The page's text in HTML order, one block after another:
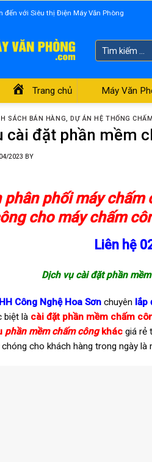
đến với Siêu thị Điện Máy Văn Phòng
Tìm
kiếm:
Trang chủ Máy Văn
SÁCH BÁN HÀNG,DỰ ÁN HỆ THỐNG
cài đặt phần mềm
2023 BY
phân phốimáy chấm
chomáy chấm
Liên hệ
Dịch vụ cài đặt phần
Công Nghệ Hoa Sơn chuyên lắp
biệt là cài đặt phần mềm chấm
phần mềm chấm côngkhác giá rẻ
cho khách hàng trong ngày